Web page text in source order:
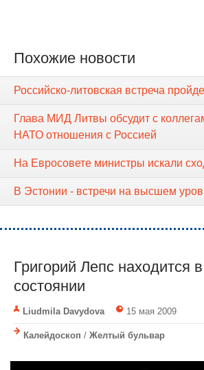
Похожие новости
Российско-литовская встреча
Глава МИД Литвы обсудит с
НАТО отношения с Россией
На Евросовете министры искали
В Эстонии - встречи на высшем
Григорий Лепс находится
состоянии
Liudmila Davydova 15 мая 2009
Калейдоскоп / Желтый бульвар